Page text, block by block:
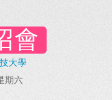
會
大學
期六